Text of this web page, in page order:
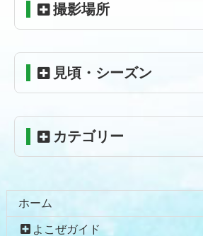
ン
本
の
戻
の
頭
戻
撮影場所
見頃・シーズン
カテゴリー
ホーム
よこぜガイド